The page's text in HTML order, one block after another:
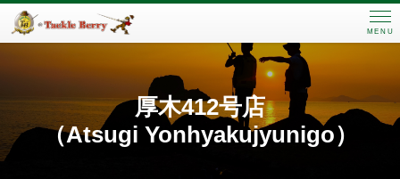
MENU
厚木412号店
（Atsugi Yonhyakujyunigo）